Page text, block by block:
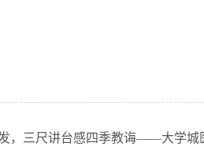
，三尺讲台感四季教诲——大学城